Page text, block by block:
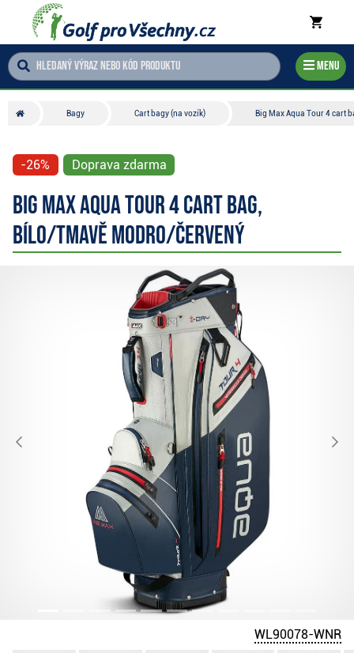
Menu
Bagy Cart bagy (na vozík) Big Max Aqua Tour 4 cart
-26% Doprava zdarma
Big Max Aqua Tour 4 cart bag,
bílo/tmavě modro/červený
WL90078-WNR